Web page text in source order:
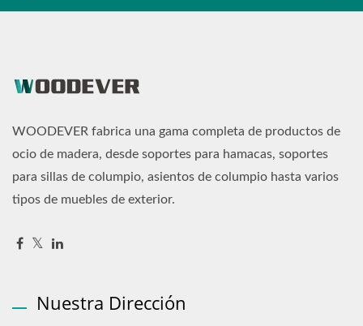
WOODEVER fabrica una gama completa de productos de
ocio de madera, desde soportes para hamacas, soportes
para sillas de columpio, asientos de columpio hasta varios
tipos de muebles de exterior.
Nuestra Dirección